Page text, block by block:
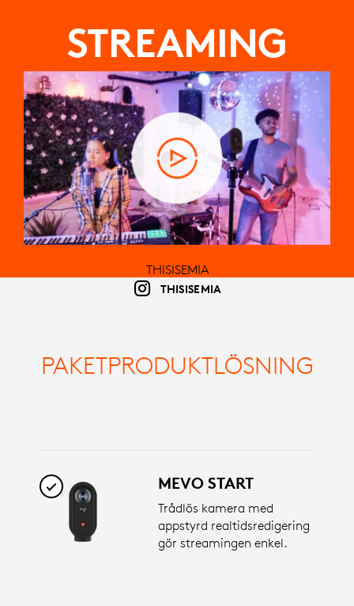
STREAMING
THISISEMIA
THISISEMIA
PAKETPRODUKTLÖSNING
MEVO START
Trådlös kamera med
appstyrd realtidsredigering
gör streamingen enkel.